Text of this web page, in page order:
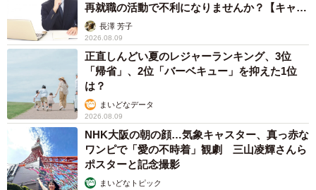
再就職の活動で不利になりませんか？【キャリ
アカウンセラーが解説】
長澤 芳子
2026.08.09
正直しんどい夏のレジャーランキング、3位
「帰省」、2位「バーベキュー」を抑えた1位
は？
まいどなデータ
2026.08.09
NHK大阪の朝の顔…気象キャスター、真っ赤な
ワンピで「愛の不時着」観劇 三山凌輝さんら
ポスターと記念撮影
まいどなトピック